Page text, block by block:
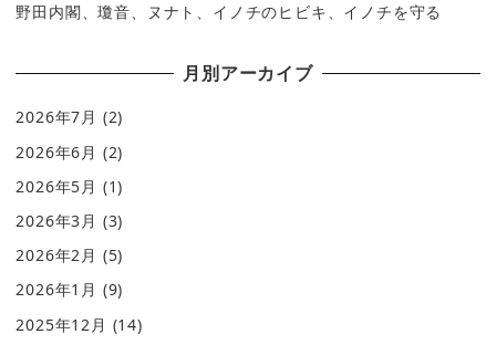
野田内閣、瓊音、ヌナト、イノチのヒビキ、イノチを守る
月別アーカイブ
2026年7月 (2)
2026年6月 (2)
2026年5月 (1)
2026年3月 (3)
2026年2月 (5)
2026年1月 (9)
2025年12月 (14)